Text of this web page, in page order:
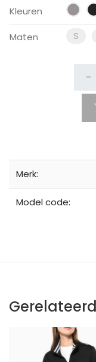
Kleuren
Maten S
-
Merk:
Model code: